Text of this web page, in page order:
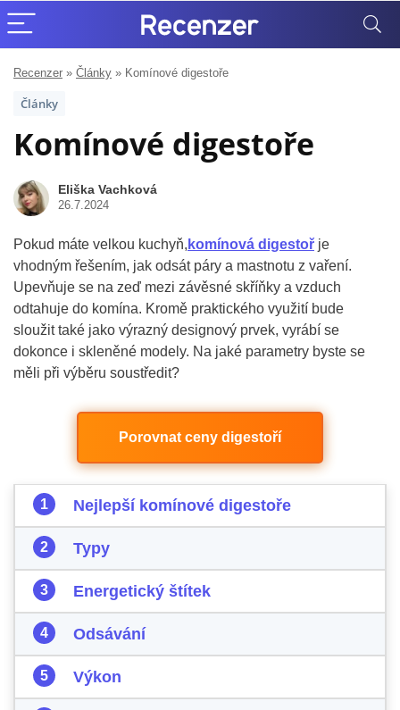
Recenzer » Články » Komínové digestoře
Články
Komínové digestoře
Eliška Vachková
26.7.2024
Pokud máte velkou kuchyň, komínová digestoř je
vhodným řešením, jak odsát páry a mastnotu z vaření.
Upevňuje se na zeď mezi závěsné skříňky a vzduch
odtahuje do komína. Kromě praktického využití bude
sloužit také jako výrazný designový prvek, vyrábí se
dokonce i skleněné modely. Na jaké parametry byste se
měli při výběru soustředit?
Porovnat ceny digestoří
Nejlepší komínové digestoře
Typy
Energetický štítek
Odsávání
Výkon